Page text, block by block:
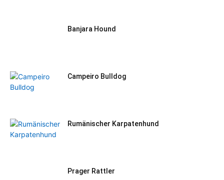
Banjara Hound
Campeiro Bulldog
Rumänischer Karpatenhund
Prager Rattler